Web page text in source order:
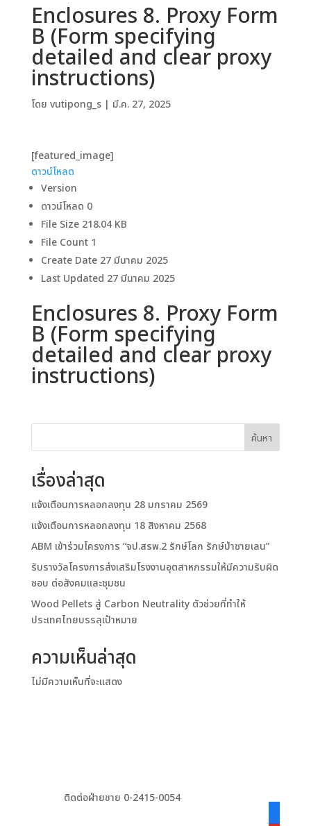
Enclosures 8. Proxy Form
B (Form specifying
detailed and clear proxy
instructions)
โดย vutipong_s| มี.ค. 27, 2025
[featured_image]
ดาวน์โหลด
Version
ดาวน์โหลด 0
File Size 218.04 KB
File Count 1
Create Date 27 มีนาคม 2025
Last Updated 27 มีนาคม 2025
Enclosures 8. Proxy Form
B (Form specifying
detailed and clear proxy
instructions)
ค้นหา
เรื่องล่าสุด
แจ้งเตือนการหลอกลงทุน 28 มกราคม 2569
แจ้งเตือนการหลอกลงทุน 18 สิงหาคม 2568
ABM เข้าร่วมโครงการ “จป.สรพ.2 รักษ์โลก รักษ์ป่าชายเลน”
รับรางวัลโครงการส่งเสริมโรงงานอุตสาหกรรมให้มีความรับผิด
ชอบ ต่อสังคมและชุมชน
Wood Pellets สู่ Carbon Neutrality ตัวช่วยที่ทำให้
ประเทศไทยบรรลุเป้าหมาย
ความเห็นล่าสุด
ไม่มีความเห็นที่จะแสดง
ติดต่อฝ่ายขาย 0-2415-0054